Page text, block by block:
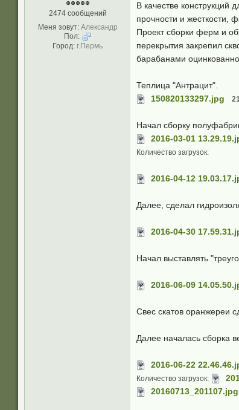
2474 сообщений
Меня зовут: Александр
Пол:
Город: г.Пермь
В качестве
прочности и жесткости,
Проект сборки ферм и
перекрытия закрепил
барабанами
Теплица "Антрацит".
150820133297.jpg
Начал сборку
2016-03-01
Количество загрузок:
2016-04-12
Далее, сделал
2016-04-30
Начал выставлять
2016-06-09
Свес скатов оранжереи
Далее началась сборка
2016-06-22
Количество загрузок:
20160713_201107.jpg